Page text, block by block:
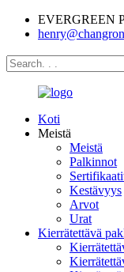
EVERGREEN
Koti
Meistä
Meistä
Palkinnot
Kestävyys
Arvot
Urat
Kierrätettävä